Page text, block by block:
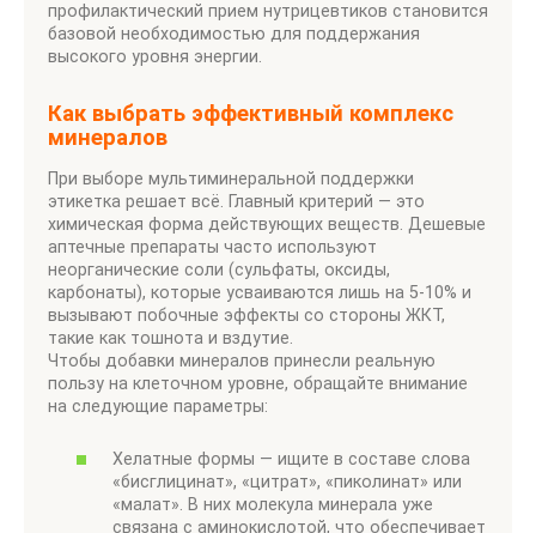
профилактический прием нутрицевтиков становится
базовой необходимостью для поддержания
высокого уровня энергии.
Как выбрать эффективный комплекс
минералов
При выборе мультиминеральной поддержки
этикетка решает всё. Главный критерий — это
химическая форма действующих веществ. Дешевые
аптечные препараты часто используют
неорганические соли (сульфаты, оксиды,
карбонаты), которые усваиваются лишь на 5-10% и
вызывают побочные эффекты со стороны ЖКТ,
такие как тошнота и вздутие.
Чтобы добавки минералов принесли реальную
пользу на клеточном уровне, обращайте внимание
на следующие параметры:
Хелатные формы — ищите в составе слова
«бисглицинат», «цитрат», «пиколинат» или
«малат». В них молекула минерала уже
связана с аминокислотой, что обеспечивает